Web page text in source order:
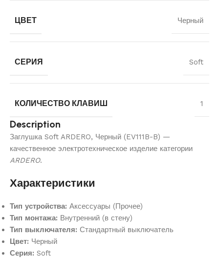
ЦВЕТ Черный
СЕРИЯ Soft
КОЛИЧЕСТВО КЛАВИШ 1
Description
Заглушка Soft ARDERO, Черный (EV111B-B) —
качественное электротехническое изделие категории
ARDERO.
Характеристики
Тип устройства: Аксессуары (Прочее)
Тип монтажа: Внутренний (в стену)
Тип выключателя: Стандартный выключатель
Цвет: Черный
Серия: Soft